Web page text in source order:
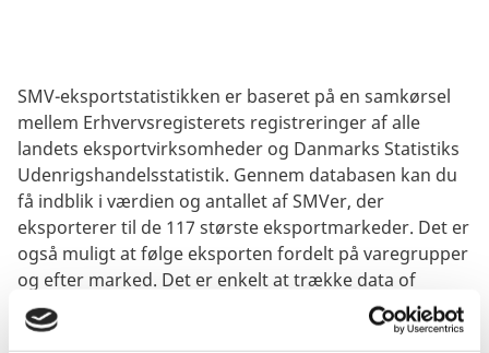
SMV-eksportstatistikken er baseret på en samkørsel
mellem Erhvervsregisterets registreringer af alle
landets eksportvirksomheder og Danmarks Statistiks
Udenrigshandelsstatistik. Gennem databasen kan du
få indblik i værdien og antallet af SMVer, der
eksporterer til de 117 største eksportmarkeder. Det er
også muligt at følge eksporten fordelt på varegrupper
og efter marked. Det er enkelt at trække data of
udvikle egne tabeller efter behov.